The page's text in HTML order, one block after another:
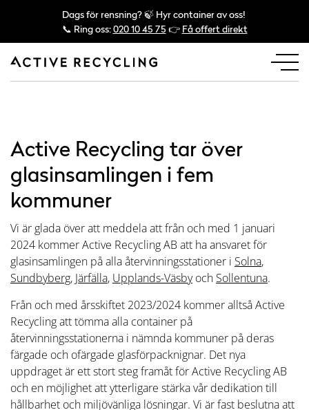
Dags för rensning? 🍃 Hyr container av oss!
📞 Ring oss:020 10 45 75 👉 Få offert direkt
Active Recycling tar över
glasinsamlingen i fem
kommuner
Vi är glada över att meddela att från och med 1 januari
2024 kommer Active Recycling AB att ha ansvaret för
glasinsamlingen på alla återvinningsstationer i Solna,
Sundbyberg, Järfälla, Upplands-Väsbyoch Sollentuna.
Från och med årsskiftet 2023/2024 kommer alltså Active
Recycling att tömma alla container på
återvinningsstationerna i nämnda kommuner på deras
färgade och ofärgade glasförpacknignar. Det nya
uppdraget är ett stort steg framåt för Active Recycling AB
och en möjlighet att ytterligare stärka vår dedikation till
hållbarhet och miljövänliga lösningar. Vi är fast beslutna att